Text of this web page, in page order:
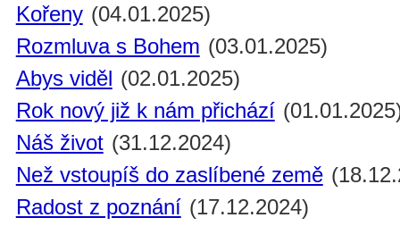
Kořeny (04.01.2025)
Rozmluva s Bohem (03.01.2025)
Abys viděl (02.01.2025)
Rok nový již k nám přichází
Náš život (31.12.2024)
Než vstoupíš do zaslíbené země
Radost z poznání (17.12.2024)